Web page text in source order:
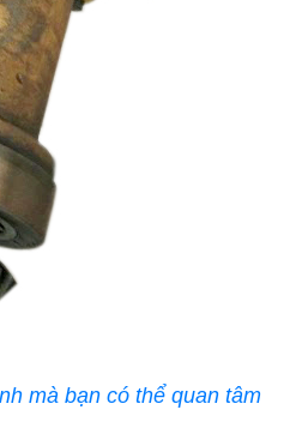
mà bạn có thể quan tâm